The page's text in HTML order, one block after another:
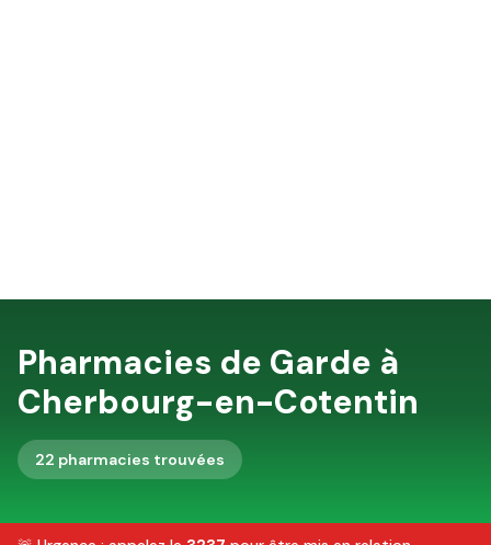
Pharmacies de Garde à
Cherbourg-en-Cotentin
22 pharmacies trouvées